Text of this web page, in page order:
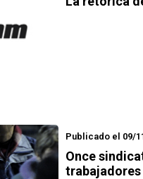
Publicado el 09/
Once
trabajadores